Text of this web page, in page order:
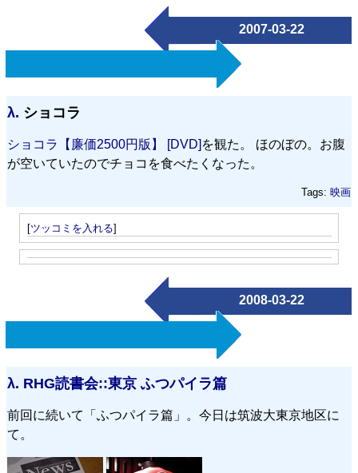
2007-03-22
λ. ショコラ
ショコラ【廉価2500円版】 [DVD] を観た。 ほのぼの。お腹
が空いていたのでチョコを食べたくなった。
Tags: 映画
[ツッコミを入れる]
2008-03-22
λ. RHG読書会::東京 ふつパイラ篇
前回に続いて「ふつパイラ篇」。今日は筑波大東京地区に
て。